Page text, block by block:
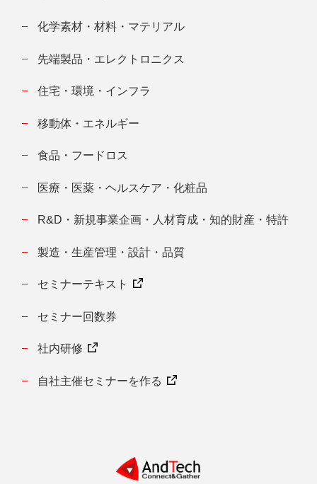
化学素材・材料・マテリアル
先端製品・エレクトロニクス
住宅・環境・インフラ
移動体・エネルギー
食品・フードロス
医療・医薬・ヘルスケア・化粧品
R&D・新規事業企画・人材育成・知的財産・特許
製造・生産管理・設計・品質
セミナーテキスト
セミナー回数券
社内研修
自社主催セミナーを作る